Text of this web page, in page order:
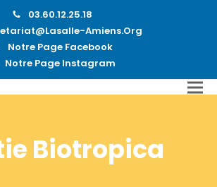
03.60.12.25.18
Amiens.org
Notre Page Facebook
Notre Page Instagram
Biotropica